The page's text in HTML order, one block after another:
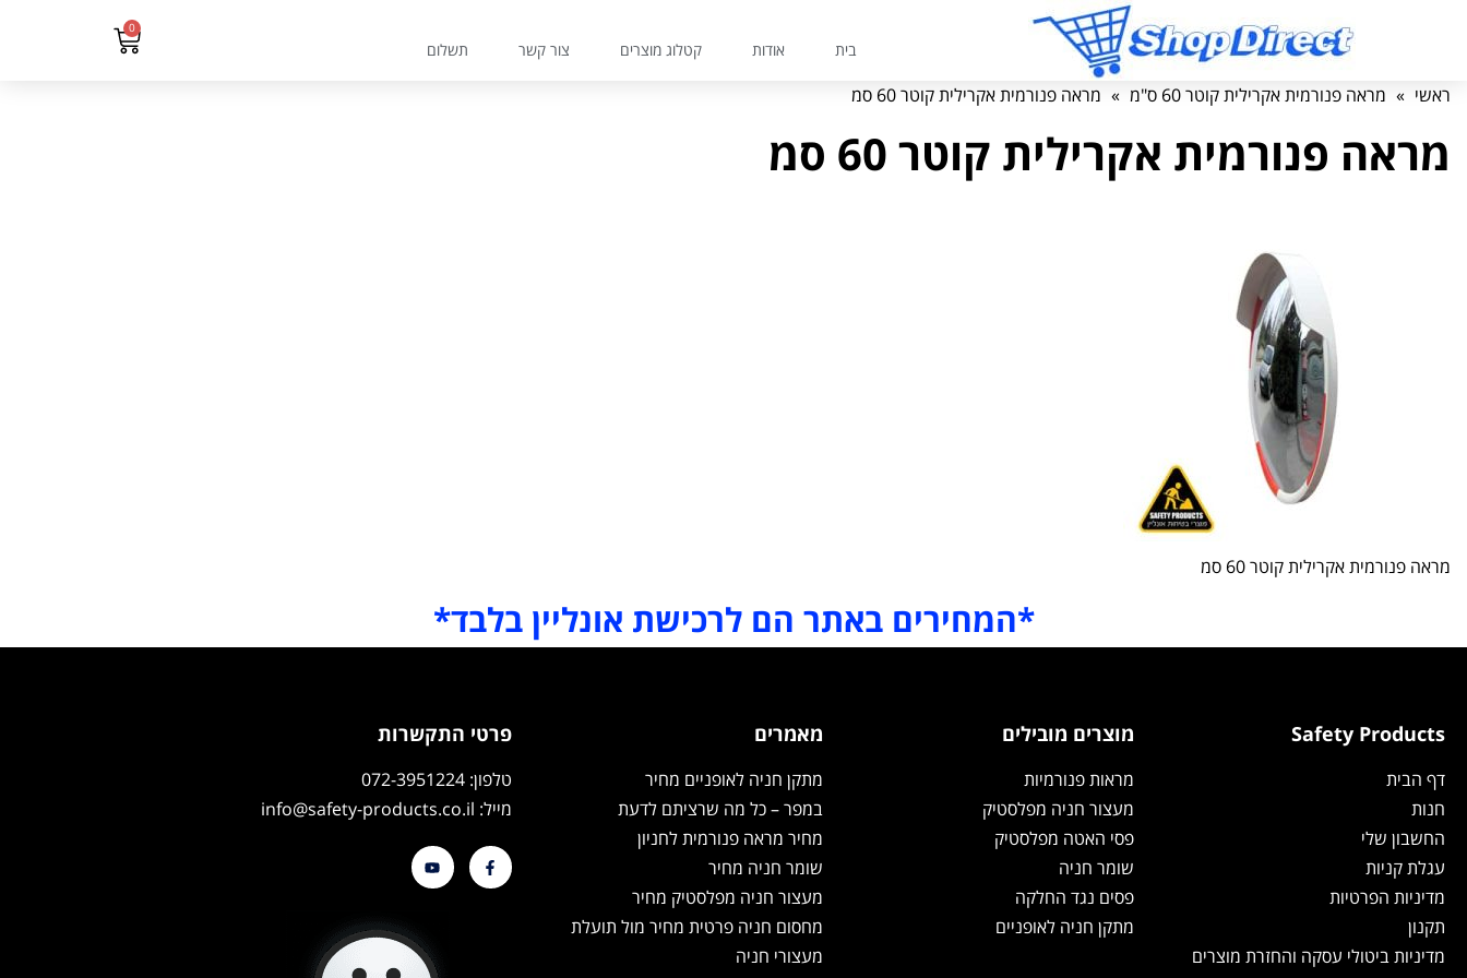
בית אודות קטלוג מוצרים צור קשר תשלום
0
ראשי » מראה פנורמית אקרילית קוטר 60 ס"מ » מראה פנורמית אקרילית קוטר 60 סמ
מראה פנורמית אקרילית קוטר 60 סמ
מראה פנורמית אקרילית קוטר 60 סמ
*המחירים באתר הם לרכישת אונליין בלבד*
Safety Products
דף הבית
חנות
החשבון שלי
עגלת קניות
מדיניות הפרטיות
תקנון
מדיניות ביטולי עסקה והחזרת מוצרים
מוצרים מובילים
מראות פנורמיות
מעצור חניה מפלסטיק
פסי האטה מפלסטיק
שומר חניה
פסים נגד החלקה
מתקן חניה לאופניים
מאמרים
מתקן חניה לאופניים מחיר
במפר – כל מה שרציתם לדעת
מחיר מראה פנורמית לחניון
שומר חניה מחיר
מעצור חניה מפלסטיק מחיר
מחסום חניה פרטית מחיר מול תועלת
מעצורי חניה
פרטי התקשרות
טלפון: 072-3951224
מייל: info@safety-products.co.il